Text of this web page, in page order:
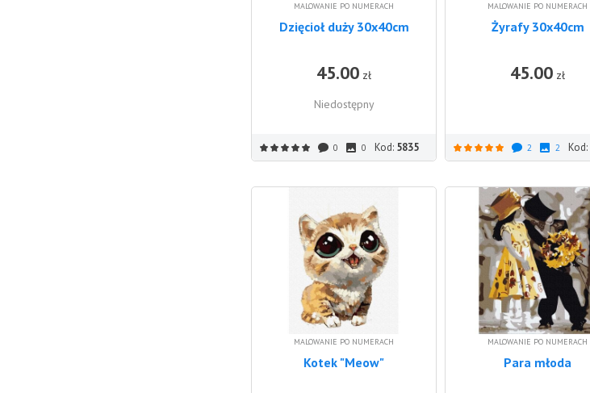
MALOWANIE PO NUMERACH
Dzięcioł duży 30x40cm
45.00 zł
Niedostępny
0 0 Kod: 5835
MALOWANIE PO NUMERACH
Żyrafy 30x40cm
45.00 zł
2 2 Kod:
MALOWANIE PO NUMERACH
Kotek "Meow"
MALOWANIE PO NUMERACH
Para młoda